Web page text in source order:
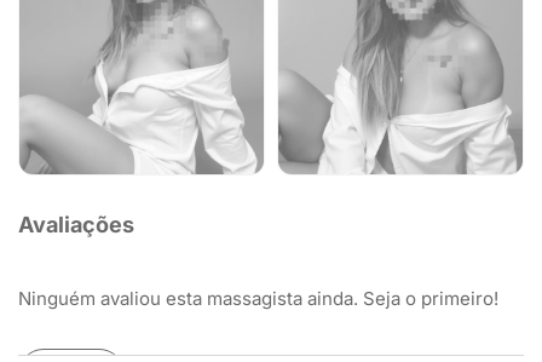
Avaliações
Ninguém avaliou esta massagista ainda. Seja o primeiro!